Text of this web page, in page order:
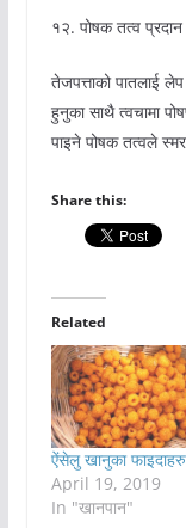
१२. पोषक तत्व प्रदान
तेजपत्ताको पातलाई
हुनुका साथै त्वचामा
पाइने पोषक तत्वले
Share this:
Related
ऐंसेलु खानुका फाइदाहरु
April 19, 2019
In "खानपान"